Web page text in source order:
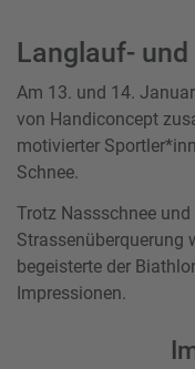
Langlauf-
Am 13. und 14.
von Handiconcept
motivierter
Schnee.
Trotz Nassschnee
Strassenüberquerung
begeisterte der
Impressionen.